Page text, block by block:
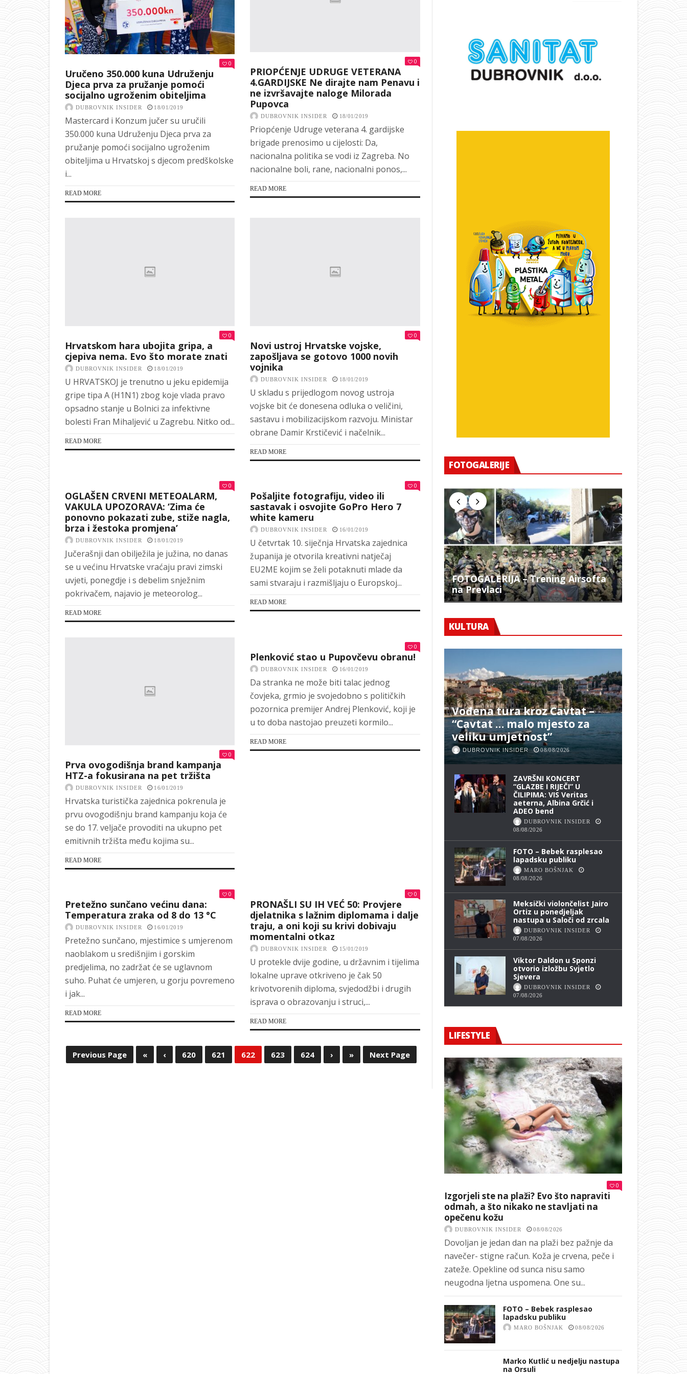
0
Uručeno 350.000 kuna Udruženju
Djeca prva za pružanje pomoći
socijalno ugroženim obiteljima
DUBROVNIK INSIDER 18/01/2019
Mastercard i Konzum jučer su uručili
350.000 kuna Udruženju Djeca prva za
pružanje pomoći socijalno ugroženim
obiteljima u Hrvatskoj s djecom predškolske
i...
READ MORE
0
PRIOPĆENJE UDRUGE VETERANA
4.GARDIJSKE Ne dirajte nam Penavu i
ne izvršavajte naloge Milorada
Pupovca
DUBROVNIK INSIDER 18/01/2019
Priopćenje Udruge veterana 4. gardijske
brigade prenosimo u cijelosti: Da,
nacionalna politika se vodi iz Zagreba. No
nacionalne boli, rane, nacionalni ponos,...
READ MORE
0
Hrvatskom hara ubojita gripa, a
cjepiva nema. Evo što morate znati
DUBROVNIK INSIDER 18/01/2019
U HRVATSKOJ je trenutno u jeku epidemija
gripe tipa A (H1N1) zbog koje vlada pravo
opsadno stanje u Bolnici za infektivne
bolesti Fran Mihaljević u Zagrebu. Nitko od...
READ MORE
0
Novi ustroj Hrvatske vojske,
zapošljava se gotovo 1000 novih
vojnika
DUBROVNIK INSIDER 18/01/2019
U skladu s prijedlogom novog ustroja
vojske bit će donesena odluka o veličini,
sastavu i mobilizacijskom razvoju. Ministar
obrane Damir Krstičević i načelnik...
READ MORE
0
OGLAŠEN CRVENI METEOALARM,
VAKULA UPOZORAVA: ‘Zima će
ponovno pokazati zube, stiže nagla,
brza i žestoka promjena’
DUBROVNIK INSIDER 18/01/2019
Jučerašnji dan obilježila je južina, no danas
se u većinu Hrvatske vraćaju pravi zimski
uvjeti, ponegdje i s debelim snježnim
pokrivačem, najavio je meteorolog...
READ MORE
0
Pošaljite fotografiju, video ili
sastavak i osvojite GoPro Hero 7
white kameru
DUBROVNIK INSIDER 16/01/2019
U četvrtak 10. siječnja Hrvatska zajednica
županija je otvorila kreativni natječaj
EU2ME kojim se želi potaknuti mlade da
sami stvaraju i razmišljaju o Europskoj...
READ MORE
0
Prva ovogodišnja brand kampanja
HTZ-a fokusirana na pet tržišta
DUBROVNIK INSIDER 16/01/2019
Hrvatska turistička zajednica pokrenula je
prvu ovogodišnju brand kampanju koja će
se do 17. veljače provoditi na ukupno pet
emitivnih tržišta među kojima su...
READ MORE
0
Plenković stao u Pupovčevu obranu!
DUBROVNIK INSIDER 16/01/2019
Da stranka ne može biti talac jednog
čovjeka, grmio je svojedobno s političkih
pozornica premijer Andrej Plenković, koji je
u to doba nastojao preuzeti kormilo...
READ MORE
0
Pretežno sunčano većinu dana:
Temperatura zraka od 8 do 13 °C
DUBROVNIK INSIDER 16/01/2019
Pretežno sunčano, mjestimice s umjerenom
naoblakom u središnjim i gorskim
predjelima, no zadržat će se uglavnom
suho. Puhat će umjeren, u gorju povremeno
i jak...
READ MORE
0
PRONAŠLI SU IH VEĆ 50: Provjere
djelatnika s lažnim diplomama i dalje
traju, a oni koji su krivi dobivaju
momentalni otkaz
DUBROVNIK INSIDER 15/01/2019
U protekle dvije godine, u državnim i tijelima
lokalne uprave otkriveno je čak 50
krivotvorenih diploma, svjedodžbi i drugih
isprava o obrazovanju i struci,...
READ MORE
Previous Page « ‹ 620 621 622 623 624 › » Next Page
FOTOGALERIJE
FOTOGALERIJA – Trening Airsofta
na Prevlaci
FOTO –
KULTURA
Vođena tura kroz Cavtat –
“Cavtat … malo mjesto za
veliku umjetnost”
DUBROVNIK INSIDER 08/08/2026
ZAVRŠNI KONCERT
“GLAZBE I RIJEČI” U
ČILIPIMA: VIS Veritas
aeterna, Albina Grčić i
ADEO bend
DUBROVNIK INSIDER
08/08/2026
FOTO – Bebek rasplesao
lapadsku publiku
MARO BOŠNJAK
08/08/2026
Meksički violončelist Jairo
Ortiz u ponedjeljak
nastupa u Saloči od zrcala
DUBROVNIK INSIDER
07/08/2026
Viktor Daldon u Sponzi
otvorio izložbu Svjetlo
Sjevera
DUBROVNIK INSIDER
07/08/2026
LIFESTYLE
0
Izgorjeli ste na plaži? Evo što napraviti
odmah, a što nikako ne stavljati na
opečenu kožu
DUBROVNIK INSIDER 08/08/2026
Dovoljan je jedan dan na plaži bez pažnje da
navečer- stigne račun. Koža je crvena, peče i
zateže. Opekline od sunca nisu samo
neugodna ljetna uspomena. One su...
FOTO – Bebek rasplesao
lapadsku publiku
MARO BOŠNJAK 08/08/2026
Marko Kutlić u nedjelju nastupa
na Orsuli